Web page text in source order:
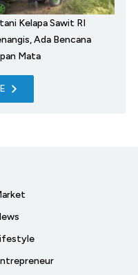
Kelapa Sawit RI
Ada Bencana
Mata